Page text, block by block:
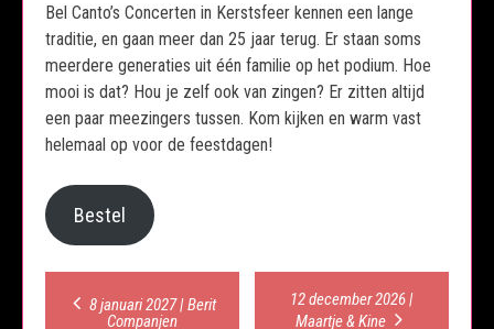
Bel Canto’s Concerten in Kerstsfeer kennen een lange
traditie, en gaan meer dan 25 jaar terug. Er staan soms
meerdere generaties uit één familie op het podium. Hoe
mooi is dat? Hou je zelf ook van zingen? Er zitten altijd
een paar meezingers tussen. Kom kijken en warm vast
helemaal op voor de feestdagen!
Bestel
Post8 januari 2027 | Berit
Companjen
12 december 2026 |
Maartje & Kine